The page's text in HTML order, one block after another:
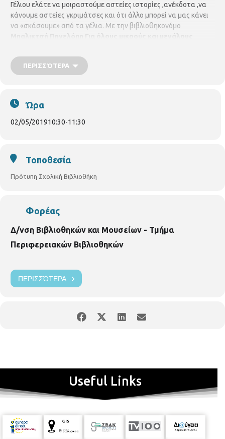
Γέλιου ελάτε να μοιραστούμε αστείες ιστορίες ,ανέκδοτα ,να
κάνουμε αστείες γκριμάτσες και ότι άλλο μπορεί να μας κάνει
να «σκάσουμε» από τα γέλια. Με την βιβλιοθηκονόμο
Μπαλικτσή Πηνελόπη
Για όλους μικρούς και μεγάλους
ΠΕΡΙΣΣΌΤΕΡΑ
Ώρα
02/05/201910:30-11:30
Τοποθεσία
Πρότυπη Σχολική Βιβλιοθήκη
Φορέας
Δ/νση Βιβλιοθηκών και Μουσείων - Τμήμα
Περιφερειακών Βιβλιοθηκών
ΠΕΡΙΣΣΌΤΕΡΑ
Useful Links